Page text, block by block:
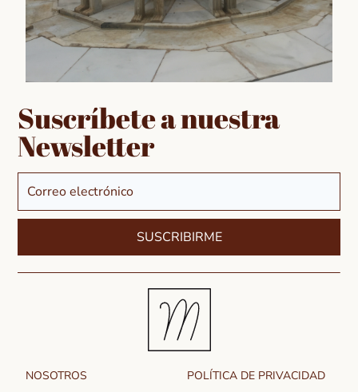
Andalucía
Adéntrate en las costumbres y festividades que
Aquí, podrán encontrar información detallada sobre
andaluz,
Andalucía, allá vamos
Suscríbete a nuestra
Newsletter
SUSCRIBIRME
NOSOTROS
POLÍTICA DE PRIVACIDAD